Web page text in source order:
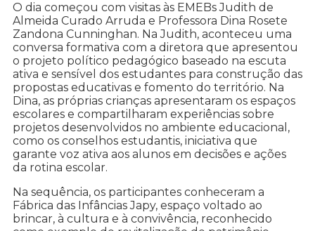
O dia começou com visitas às EMEBs Judith de
Almeida Curado Arruda e Professora Dina Rosete
Zandona Cunninghan. Na Judith, aconteceu uma
conversa formativa com a diretora que apresentou
o projeto político pedagógico baseado na escuta
ativa e sensível dos estudantes para construção das
propostas educativas e fomento do território. Na
Dina, as próprias crianças apresentaram os espaços
escolares e compartilharam experiências sobre
projetos desenvolvidos no ambiente educacional,
como os conselhos estudantis, iniciativa que
garante voz ativa aos alunos em decisões e ações
da rotina escolar.
Na sequência, os participantes conheceram a
Fábrica das Infâncias Japy, espaço voltado ao
brincar, à cultura e à convivência, reconhecido